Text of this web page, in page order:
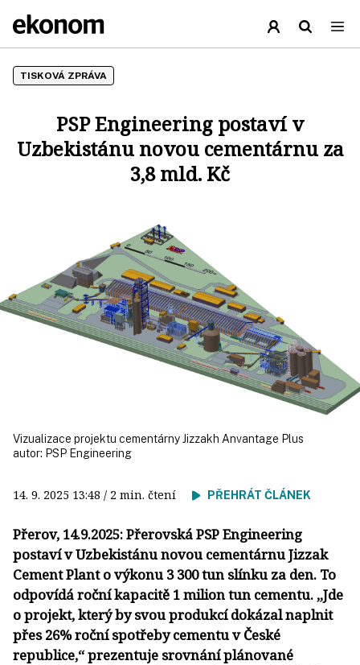
TISKOVÁ ZPRÁVA
PSP Engineering postaví v
Uzbekistánu novou cementárnu za
3,8 mld. Kč
Vizualizace projektu cementárny Jizzakh Anvantage Plus
autor: PSP Engineering
14. 9. 2025 13:48 / 2 min. čtení PŘEHRÁT ČLÁNEK
Přerov, 14.9.2025: Přerovská PSP Engineering
postaví v Uzbekistánu novou cementárnu Jizzak
Cement Plant o výkonu 3 300 tun slínku za den. To
odpovídá roční kapacitě 1 milion tun cementu. „Jde
o projekt, který by svou produkcí dokázal naplnit
přes 26% roční spotřeby cementu v České
republice,“ prezentuje srovnání plánované